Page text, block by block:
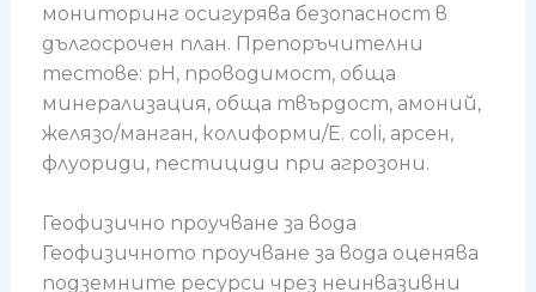
мониторинг осигурява безопасност в
дългосрочен план. Препоръчителни
тестове: pH, проводимост, обща
минерализация, обща твърдост, амоний,
желязо/манган, колиформи/E. coli, арсен,
флуориди, пестициди при агрозони.
Геофизично проучване за вода
Геофизичното проучване за вода оценява
подземните ресурси чрез неинвазивни